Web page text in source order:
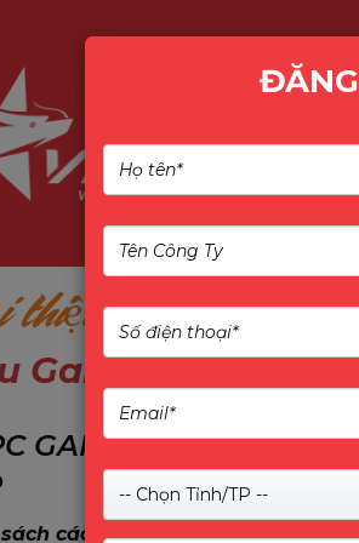
OCPC
Gaming PC cao
GAMING USA, INC –
các sản phẩm OCPC do
-- Chọn Tỉnh/TP --